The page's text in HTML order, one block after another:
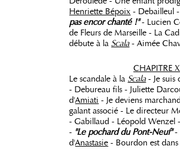
Henriette Bépoix - Debailleul -
pas encor chanté !"- Lucien
de Fleurs de Marseille - La
débute à la Scala- Aimée
CHAPITRE
Le scandale à la Scala- Je suis
- Debureau fils - Juliette
d'Amiati - Je deviens
galant associé - Le directeur
- Gabillaud - Léopold Wenzel
- "Le pochard du Pont-Neuf"-
d'Anastasie - Bourdon est dans